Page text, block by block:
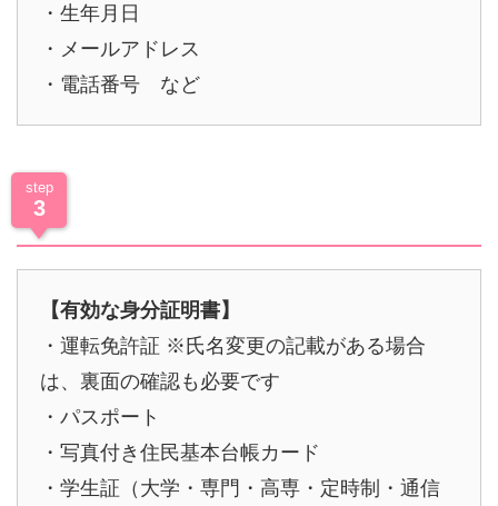
・生年月日
・メールアドレス
・電話番号 など
step
3
【有効な身分証明書】
・運転免許証 ※氏名変更の記載がある場合
は、裏面の確認も必要です
・パスポート
・写真付き住民基本台帳カード
・学生証（大学・専門・高専・定時制・通信